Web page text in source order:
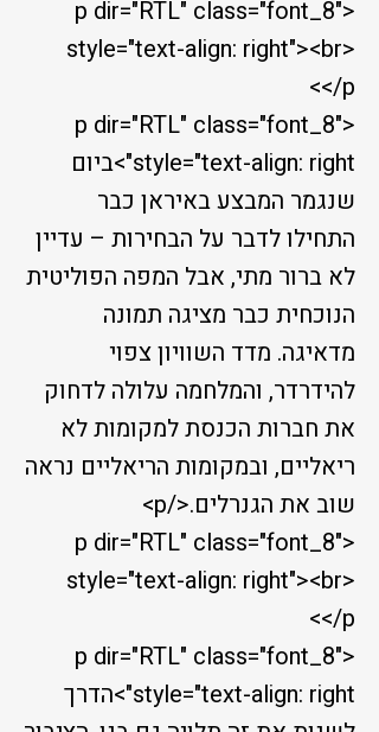
<p dir="RTL" class="font_8"
style="text-align: right"><br>
</p>
<p dir="RTL" class="font_8"
style="text-align: right">ביום
שנגמר המבצע באיראן כבר
התחילו לדבר על הבחירות – עדיין
לא ברור מתי, אבל המפה הפוליטית
הנוכחית כבר מציגה תמונה
מדאיגה. מדד השוויון צפוי
להידרדר, והמלחמה עלולה לדחוק
את חברות הכנסת למקומות לא
ריאליים, ובמקומות הריאליים נראה
שוב את הגנרלים.</p>
<p dir="RTL" class="font_8"
style="text-align: right"><br>
</p>
<p dir="RTL" class="font_8"
style="text-align: right">הדרך